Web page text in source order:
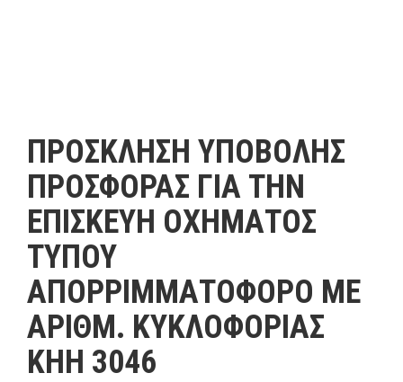
ΠΡΟΣΚΛΗΣΗ ΥΠΟΒΟΛΗΣ
ΠΡΟΣΦΟΡΑΣ ΓΙΑ ΤΗΝ
ΕΠΙΣΚΕΥΗ ΟΧΗΜΑΤΟΣ
ΤΥΠΟΥ
ΑΠΟΡΡΙΜΜΑΤΟΦΟΡΟ ΜΕ
ΑΡΙΘΜ. ΚΥΚΛΟΦΟΡΙΑΣ
ΚΗΗ 3046